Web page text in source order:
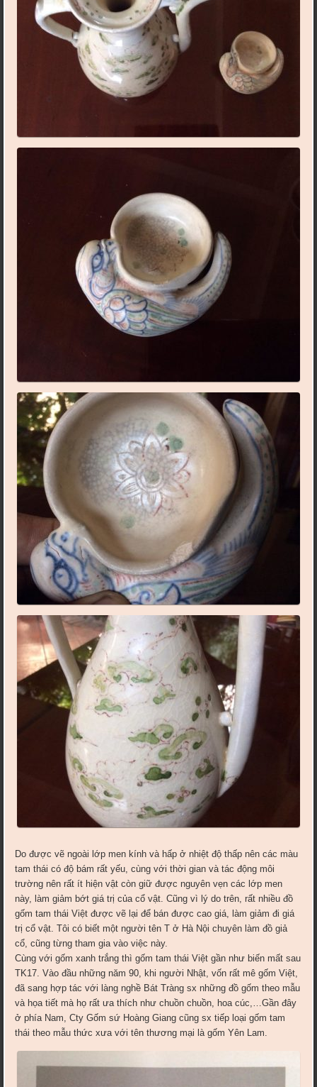
Do được vẽ ngoài lớp men kính và hấp ở nhiệt độ thấp nên các màu
tam thái có độ bám rất yếu, cùng với thời gian và tác động môi
trường nên rất ít hiện vật còn giữ được nguyên vẹn các lớp men
này, làm giảm bớt giá trị của cổ vật. Cũng vì lý do trên, rất nhiều đồ
gốm tam thái Việt được vẽ lại để bán được cao giá, làm giảm đi giá
trị cổ vật. Tôi có biết một người tên T ở Hà Nội chuyên làm đồ giả
cổ, cũng từng tham gia vào việc này.
Cùng với gốm xanh trắng thì gốm tam thái Việt gần như biến mất sau
TK17. Vào đầu những năm 90, khi người Nhật, vốn rất mê gốm Việt,
đã sang hợp tác với làng nghề Bát Tràng sx những đồ gốm theo mẫu
và họa tiết mà họ rất ưa thích như chuồn chuồn, hoa cúc,…Gần đây
ở phía Nam, Cty Gốm sứ Hoàng Giang cũng sx tiếp loại gốm tam
thái theo mẫu thức xưa với tên thương mại là gốm Yên Lam.